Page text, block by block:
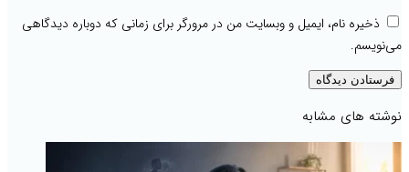
ذخیره نام، ایمیل و وبسایت من در مرورگر برای زمانی که دوباره دیدگاهی
می‌نویسم.
نوشته های مشابه